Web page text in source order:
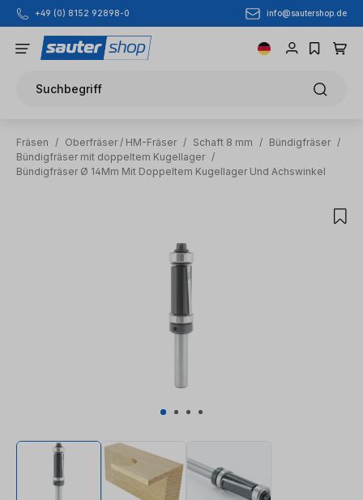
Zum Hauptinhalt springen
+49 (0) 8152 92898-0 info@sautershop.de
Suchbegriff
Fräsen / Oberfräser / HM-Fräser / Schaft 8 mm / Bündigfräser /
Bündigfräser mit doppeltem Kugellager /
Bündigfräser Ø 14Mm Mit Doppeltem Kugellager Und Achswinkel